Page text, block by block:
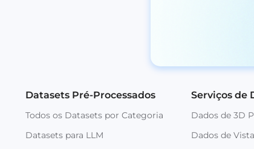
Datasets Pré-Processados
Todos os Datasets por Categoria
Datasets para LLM
Serviços de
Dados de 3D
Dados de